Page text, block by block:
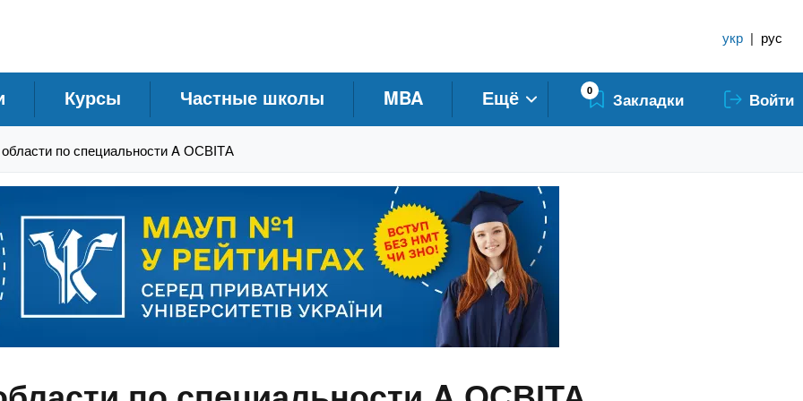
укр | рус
Курсы Частные школы MBA Ещё 0 Закладки Войти
по специальности A ОСВІТА